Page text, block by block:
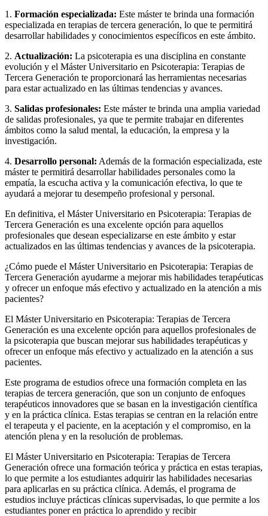
1. Formación especializada: Este máster te brinda una formación
especializada en terapias de tercera generación, lo que te permitirá
desarrollar habilidades y conocimientos específicos en este ámbito.
2. Actualización: La psicoterapia es una disciplina en constante
evolución y el Máster Universitario en Psicoterapia: Terapias de
Tercera Generación te proporcionará las herramientas necesarias
para estar actualizado en las últimas tendencias y avances.
3. Salidas profesionales: Este máster te brinda una amplia variedad
de salidas profesionales, ya que te permite trabajar en diferentes
ámbitos como la salud mental, la educación, la empresa y la
investigación.
4. Desarrollo personal: Además de la formación especializada, este
máster te permitirá desarrollar habilidades personales como la
empatía, la escucha activa y la comunicación efectiva, lo que te
ayudará a mejorar tu desempeño profesional y personal.
En definitiva, el Máster Universitario en Psicoterapia: Terapias de
Tercera Generación es una excelente opción para aquellos
profesionales que desean especializarse en este ámbito y estar
actualizados en las últimas tendencias y avances de la psicoterapia.
¿Cómo puede el Máster Universitario en Psicoterapia: Terapias de
Tercera Generación ayudarme a mejorar mis habilidades terapéuticas
y ofrecer un enfoque más efectivo y actualizado en la atención a mis
pacientes?
El Máster Universitario en Psicoterapia: Terapias de Tercera
Generación es una excelente opción para aquellos profesionales de
la psicoterapia que buscan mejorar sus habilidades terapéuticas y
ofrecer un enfoque más efectivo y actualizado en la atención a sus
pacientes.
Este programa de estudios ofrece una formación completa en las
terapias de tercera generación, que son un conjunto de enfoques
terapéuticos innovadores que se basan en la investigación científica
y en la práctica clínica. Estas terapias se centran en la relación entre
el terapeuta y el paciente, en la aceptación y el compromiso, en la
atención plena y en la resolución de problemas.
El Máster Universitario en Psicoterapia: Terapias de Tercera
Generación ofrece una formación teórica y práctica en estas terapias,
lo que permite a los estudiantes adquirir las habilidades necesarias
para aplicarlas en su práctica clínica. Además, el programa de
estudios incluye prácticas clínicas supervisadas, lo que permite a los
estudiantes poner en práctica lo aprendido y recibir